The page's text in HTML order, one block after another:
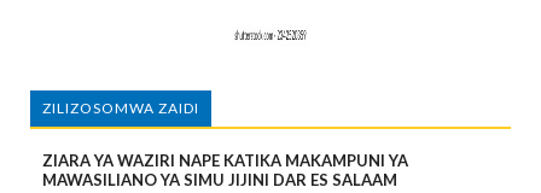
ZILIZOSOMWA ZAIDI
ZIARA YA WAZIRI NAPE KATIKA MAKAMPUNI YA
MAWASILIANO YA SIMU JIJINI DAR ES SALAAM